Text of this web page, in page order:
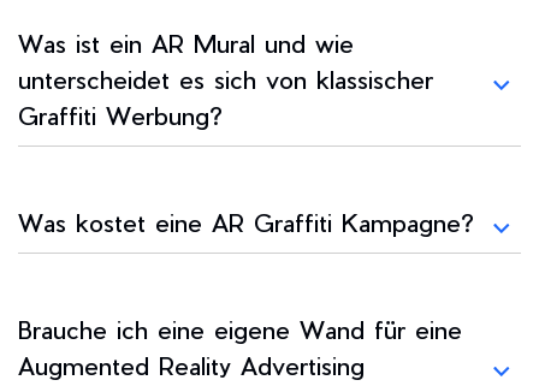
Was ist ein AR Mural und wie
unterscheidet es sich von klassischer
Graffiti Werbung?
Was kostet eine AR Graffiti Kampagne?
Brauche ich eine eigene Wand für eine
Augmented Reality Advertising